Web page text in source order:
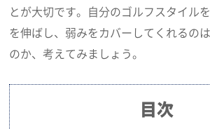
とが大切です。自分のゴルフスタイル
を伸ばし、弱みをカバーしてくれるの
のか、考えてみましょう。
目次